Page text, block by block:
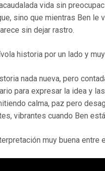
vida sin
sino que mientras Ben le
sin dejar rastro.
historia por un lado y
nada nueva, pero
para expresar la idea y
calma, paz pero
vibrantes cuando Ben
muy buena entre